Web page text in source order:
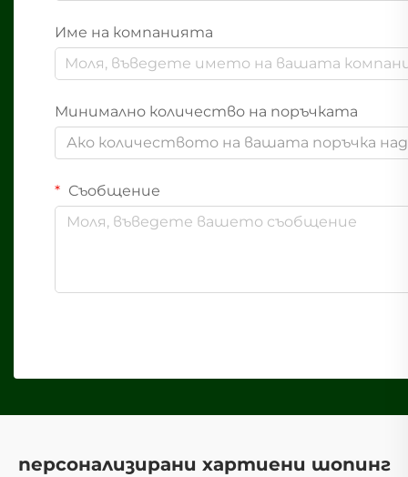
Име на компанията
Минимално количество на поръчката
Ако количеството на вашата поръчка
Съобщение
персонализирани хартиени шопинг